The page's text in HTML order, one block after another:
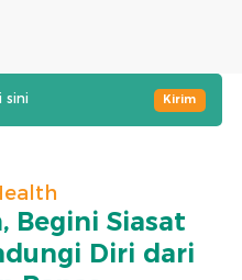
sini Kirim
Begini Siasat
Diri dari